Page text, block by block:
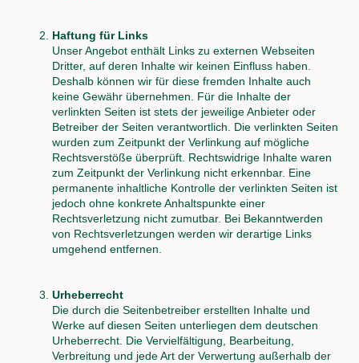
Haftung für Links
Unser Angebot enthält Links zu externen Webseiten
Dritter, auf deren Inhalte wir keinen Einfluss haben.
Deshalb können wir für diese fremden Inhalte auch
keine Gewähr übernehmen. Für die Inhalte der
verlinkten Seiten ist stets der jeweilige Anbieter oder
Betreiber der Seiten verantwortlich. Die verlinkten Seiten
wurden zum Zeitpunkt der Verlinkung auf mögliche
Rechtsverstöße überprüft. Rechtswidrige Inhalte waren
zum Zeitpunkt der Verlinkung nicht erkennbar. Eine
permanente inhaltliche Kontrolle der verlinkten Seiten ist
jedoch ohne konkrete Anhaltspunkte einer
Rechtsverletzung nicht zumutbar. Bei Bekanntwerden
von Rechtsverletzungen werden wir derartige Links
umgehend entfernen.
Urheberrecht
Die durch die Seitenbetreiber erstellten Inhalte und
Werke auf diesen Seiten unterliegen dem deutschen
Urheberrecht. Die Vervielfältigung, Bearbeitung,
Verbreitung und jede Art der Verwertung außerhalb der